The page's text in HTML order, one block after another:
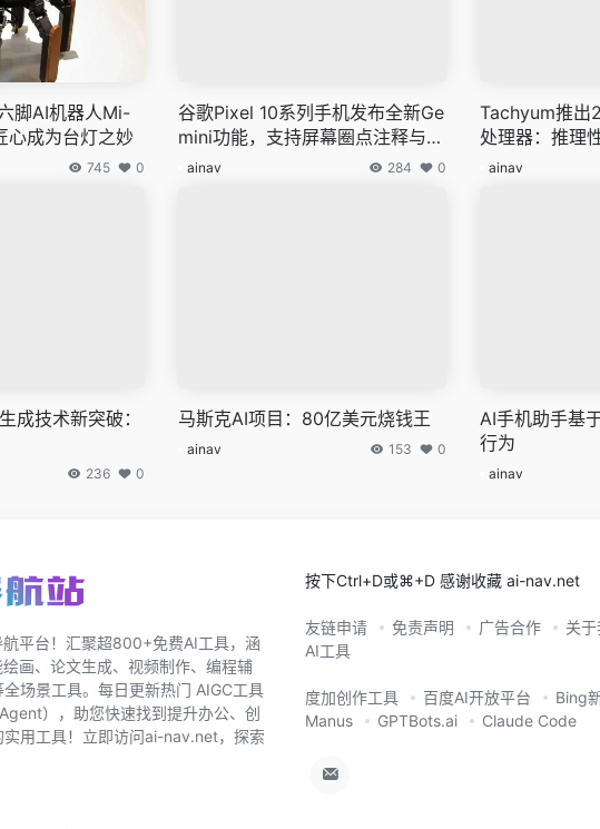
脚AI机器人Mi-
心成为台灯之妙
745 0
谷歌Pixel 10系列手机发布全新Ge
mini功能，支持屏幕圈点注释与角
色模仿对话
ainav 284 0
Tachyum推出
处理器：推理
平台20倍
ainav
成技术新突破：
236 0
马斯克AI项目：80亿美元烧钱王
ainav 153 0
AI手机助手基
行为
ainav
平台！汇聚超800+免费AI工具，涵
画、论文生成、视频制作、编程辅
场景工具。每日更新热门 AIGC工具
Agent），助您快速找到提升办公、创
实用工具！立即访问ai-nav.net，探索
按下Ctrl+D或⌘+D 感谢收藏 ai-nav.net
友链申请 免责声明 广告合作 关
AI工具
度加创作工具 百度AI开放平台 Bing
Manus
GPTBots.ai Claude Code